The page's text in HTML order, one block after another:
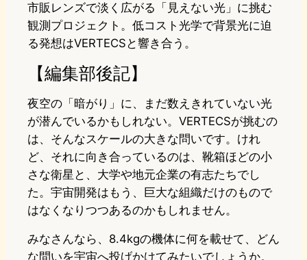
市販レンズで淡く広がる「見えない光」に挑む
観測プロジェクト。低コスト光学で背景光に迫
る発想はVERTECSと響き合う。
【編集部後記】
夜空の「暗がり」に、まだ数えきれていない光
が潜んでいるかもしれない。VERTECSが挑むの
は、そんなスケールの大きな問いです。けれ
ど、それに向き合っているのは、靴箱ほどの小
さな衛星と、大学や地元企業の有志たちでし
た。宇宙開発はもう、巨大な組織だけのもので
はなくなりつつあるのかもしれません。
みなさんなら、8.4kgの機体に何を載せて、どん
な問いを宇宙へ投げかけてみたいでしょうか。